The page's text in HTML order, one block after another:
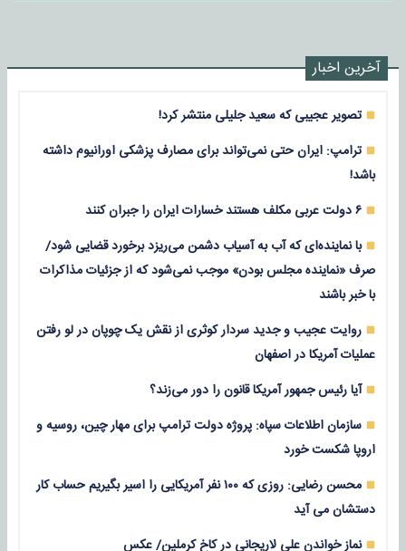
آخرین اخبار
تصویر عجیبی که سعید جلیلی منتشر کرد!
ترامپ: ایران حتی نمی‌تواند برای مصارف پزشکی اورانیوم داشته
باشد!
۶ دولت عربی مکلف هستند خسارات ایران را جبران کنند
با نماینده‌ای که آب به آسیاب دشمن می‌ریزد برخورد قضایی شود/
صرف «نماینده مجلس بودن» موجب نمی‌شود که از جزئیات مذاکرات
با خبر باشند
روایت عجیب و جدید سردار کوثری از نقش یک چوپان در لو رفتن
عملیات آمریکا در اصفهان
آیا رئیس جمهور آمریکا قانون را دور می‌زند؟
سازمان اطلاعات سپاه: پروژه دولت ترامپ برای مهار چین، روسیه و
اروپا شکست خورد
محسن رضایی: روزی که ۱۰۰ نفر آمریکایی را اسیر بگیریم حساب کار
دستشان می آید
نماز خواندن علی لاریجانی در کاخ کرملین/ عکس